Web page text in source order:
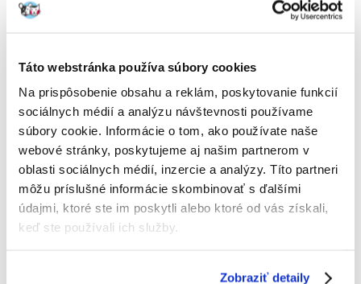
Táto webstránka používa súbory cookies
Na prispôsobenie obsahu a reklám, poskytovanie funkcií
sociálnych médií a analýzu návštevnosti používame
súbory cookie. Informácie o tom, ako používate naše
webové stránky, poskytujeme aj našim partnerom v
oblasti sociálnych médií, inzercie a analýzy. Títo partneri
môžu príslušné informácie skombinovať s ďalšími
údajmi, ktoré ste im poskytli alebo ktoré od vás získali,
keď ste používali ich služby.
Zobraziť detaily
Výrobca:
€39.50
ODOSIELAME DO 48HODÍN
Fotky našich zákazníkov Pozri ďalšie fotografie
Popis
Záchranná vesta pre psov. Zvyšuje bezpečnosť pri hraní vo vode a na
farby a reflexné pruhy pomáhajú lokalizovať vášho psa rýchlo. Je